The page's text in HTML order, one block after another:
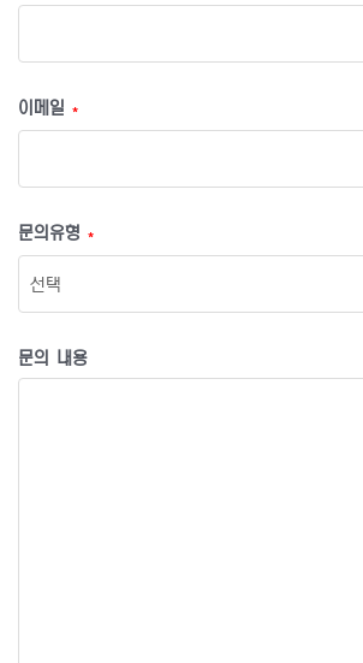
이메일 *
문의유형 *
문의 내용